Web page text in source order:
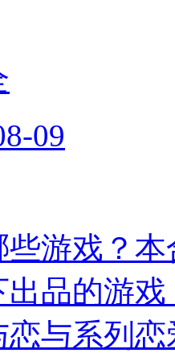
09
游戏？
品的游
与系列